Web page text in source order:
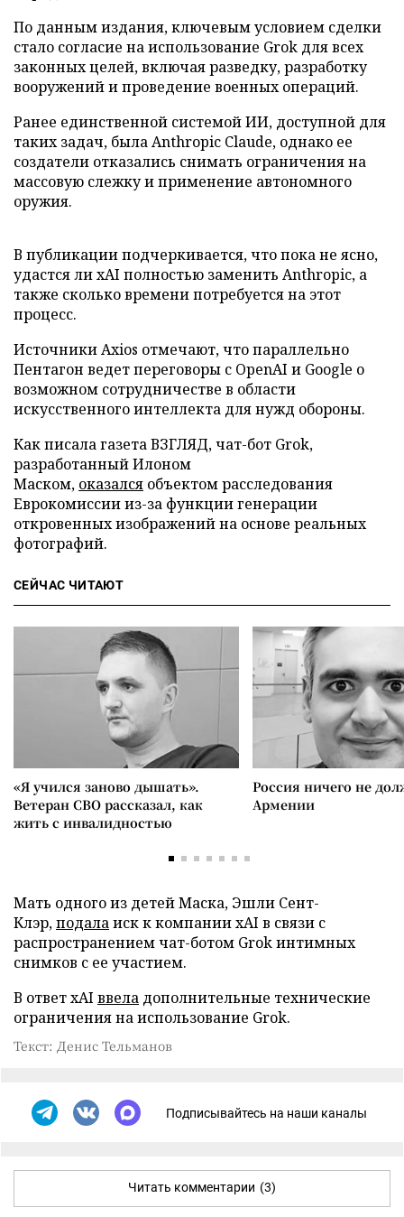
По данным издания, ключевым условием сделки
стало согласие на использование Grok для всех
законных целей, включая разведку, разработку
вооружений и проведение военных операций.
Ранее единственной системой ИИ, доступной для
таких задач, была Anthropic Claude, однако ее
создатели отказались снимать ограничения на
массовую слежку и применение автономного
оружия.
В публикации подчеркивается, что пока не ясно,
удастся ли xAI полностью заменить Anthropic, а
также сколько времени потребуется на этот
процесс.
Источники Axios отмечают, что параллельно
Пентагон ведет переговоры с OpenAI и Google о
возможном сотрудничестве в области
искусственного интеллекта для нужд обороны.
Как писала газета ВЗГЛЯД, чат-бот Grok,
разработанный Илоном
Маском, оказался объектом расследования
Еврокомиссии из-за функции генерации
откровенных изображений на основе реальных
фотографий.
СЕЙЧАС ЧИТАЮТ
«Я учился заново дышать».
Ветеран СВО рассказал, как
жить с инвалидностью
Россия ничего не
Армении
Мать одного из детей Маска, Эшли Сент-
Клэр,подалаиск к компании xAI в связи с
распространением чат-ботом Grok интимных
снимков с ее участием.
В ответ xAI ввела дополнительные технические
ограничения на использование Grok.
Текст: Денис Тельманов
Подписывайтесь на наши каналы
Читать комментарии (3)